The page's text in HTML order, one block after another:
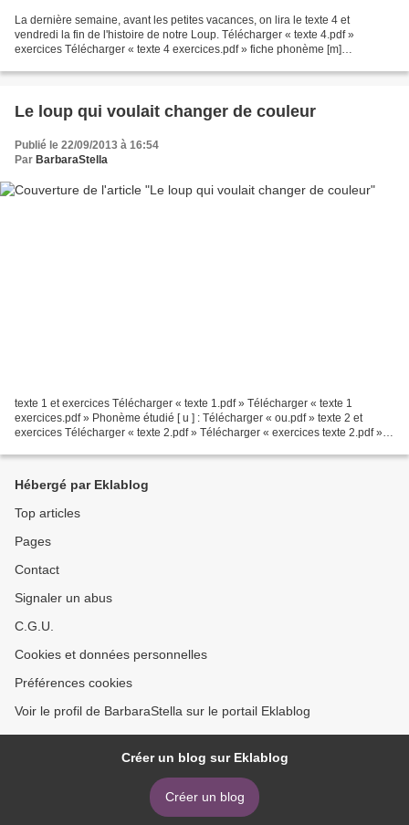
La dernière semaine, avant les petites vacances, on lira le texte 4 et
vendredi la fin de l'histoire de notre Loup. Télécharger « texte 4.pdf »
exercices Télécharger « texte 4 exercices.pdf » fiche phonème [m]
Le loup qui voulait changer de couleur
Publié le 22/09/2013 à 16:54
Par BarbaraStella
texte 1 et exercices Télécharger « texte 1.pdf » Télécharger « texte 1
exercices.pdf » Phonème étudié [ u ] : Télécharger « ou.pdf » texte 2 et
exercices Télécharger « texte 2.pdf » Télécharger « exercices texte 2.pdf »
Hébergé par Eklablog
Top articles
Pages
Contact
Signaler un abus
C.G.U.
Cookies et données personnelles
Préférences cookies
Voir le profil de BarbaraStella sur le portail Eklablog
Créer un blog sur Eklablog
Créer un blog